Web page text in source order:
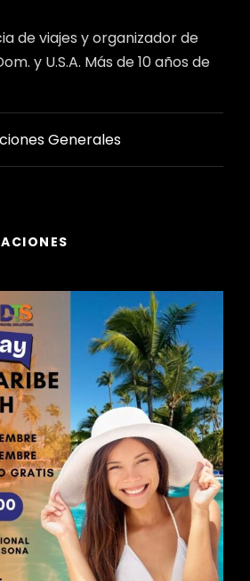
de viajes y organizador de
y U.S.A. Más de 10 años de
Generales